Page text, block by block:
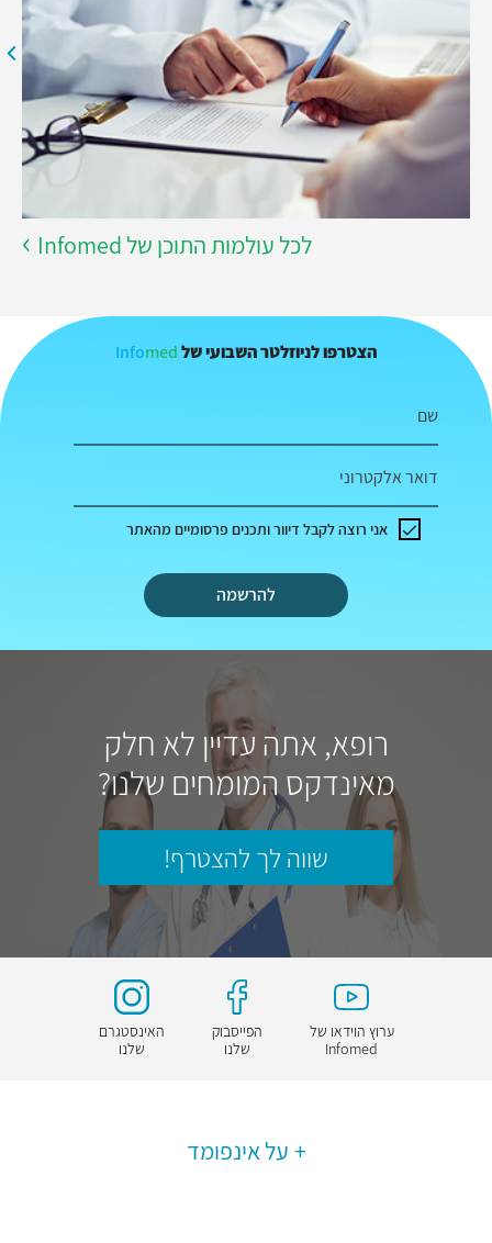
לכל עולמות התוכן של Infomed
הצטרפו לניוזלטר השבועי של Infomed
שם
דואר אלקטרוני
להרשמה
אני רוצה לקבל דיוור ותכנים פרסומיים מהאתר
רופא, אתה עדיין לא חלק
מאינדקס המומחים שלנו?
שווה לך להצטרף!
ערוץ הוידאו של
Infomed
הפייסבוק
שלנו
האינסטגרם
שלנו
על אינפומד